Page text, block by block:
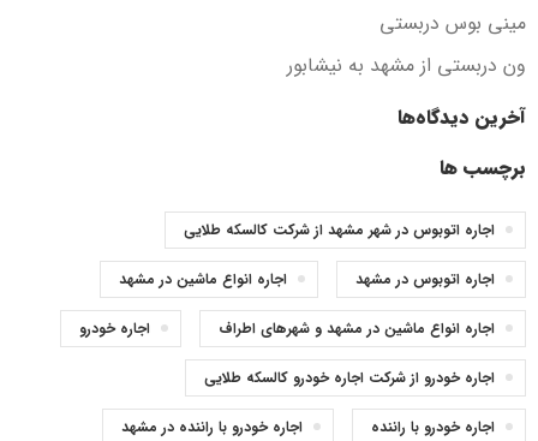
مینی بوس دربستی
ون دربستی از مشهد به نیشابور
آخرین دیدگاه‌ها
برچسب ها
اجاره اتوبوس در شهر مشهد از شرکت کالسکه طلایی
اجاره اتوبوس در مشهد اجاره انواع ماشین در مشهد
اجاره انواع ماشین در مشهد و شهرهای اطراف اجاره خودرو
اجاره خودرو از شرکت اجاره خودرو کالسکه طلایی
اجاره خودرو با راننده اجاره خودرو با راننده در مشهد